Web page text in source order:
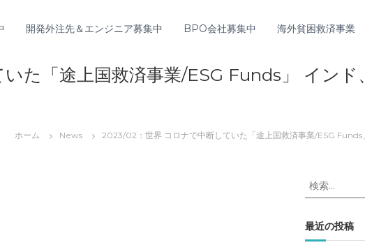
開発外注先＆エンジニア募集中 BPO会社募集中 海外貧困救済事業
た「途上国救済事業/ESG Funds」 イン
ホーム News 2023/02：世界 コロナで中断していた「途上国救済事業/ESG Funds
検
索
象
:
最近の投稿